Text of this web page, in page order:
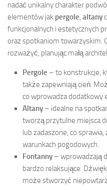
nadać unikalny charakter
elementów jak pergole, altany
funkcjonalnych i estetycznych
oraz spotkaniom towarzyskim.
rozważyć, planując małą
Pergole – to konstrukcje,
także zapewniają cień.
co wprowadza dodatkowy
Altany – idealne na
tworzą przytulne miejsca
lub zadaszone, co
warunkach pogodowych.
Fontanny – wprowadzają
bardzo relaksujące.
może stworzyć